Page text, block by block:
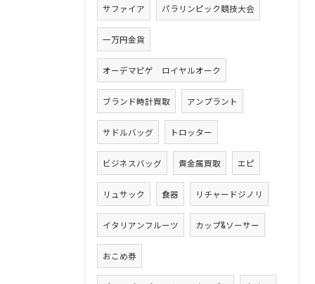
サファイア パラリンピック競技大会
一万円金貨
オーデマピゲ ロイヤルオーク
ブランド時計買取 アンプラント
サドルバッグ トロッター
ビジネスバッグ 貴金属買取 エピ
リュサック 食器 リチャードジノリ
イタリアンフルーツ カップ&ソーサー
おこめ券